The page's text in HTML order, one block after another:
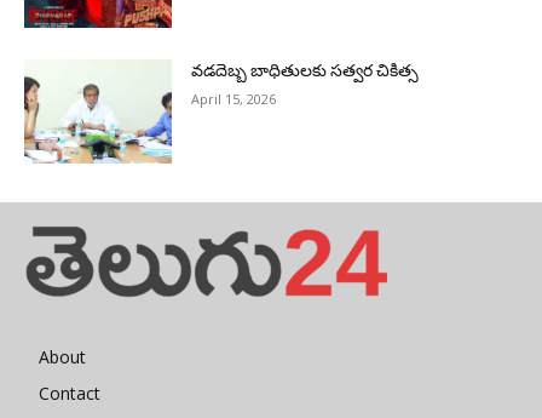
వడదెబ్బ బాధితులకు సత్వర చికిత్స
April 15, 2026
About
Contact